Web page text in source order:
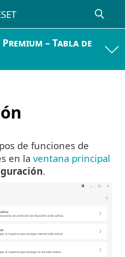
– Tabla de
de funciones de
en la ventana principal
.